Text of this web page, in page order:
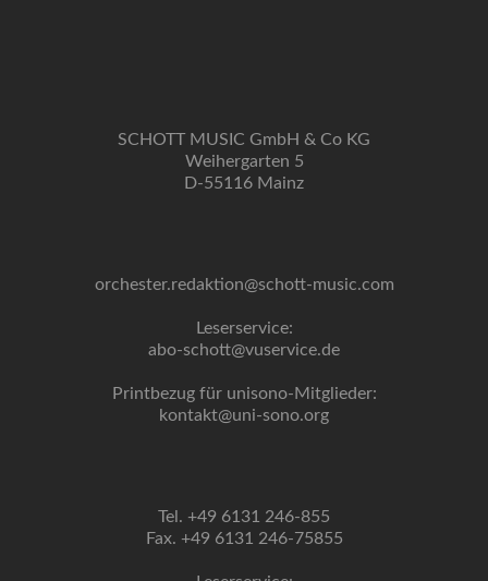
SCHOTT MUSIC GmbH & Co KG
Weihergarten 5
D-55116 Mainz
orchester.redaktion@schott-music.com
Leserservice:
abo-schott@vuservice.de
Printbezug für unisono-Mitglieder:
kontakt@uni-sono.org
Tel. +49 6131 246-855
Fax. +49 6131 246-75855